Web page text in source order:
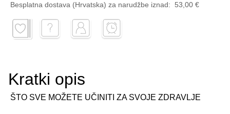
Besplatna dostava (Hrvatska) za narudžbe iznad: 53,00 €
Kratki opis
ŠTO SVE MOŽETE UČINITI ZA SVOJE ZDRAVLJE